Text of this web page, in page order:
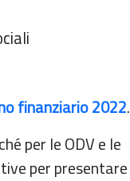
finanziario 2022.
per le ODV e le
per presentare